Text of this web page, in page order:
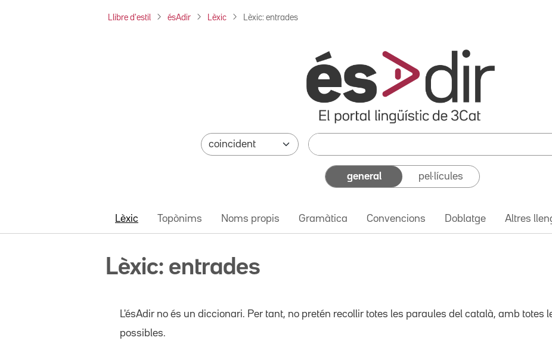
Llibre d'estil ésAdir Lèxic Lèxic: entrades
general pel·lícules
Lèxic Topònims Noms propis Gramàtica Convencions Doblatge Altres
Lèxic: entrades
L'ésAdir no és un diccionari. Per tant, no pretén recollir totes les paraules del català, amb totes
possibles.